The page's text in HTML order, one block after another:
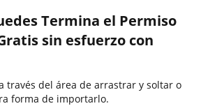
Termina el Permiso
sin esfuerzo con
través del área de arrastrar y soltar o
forma de importarlo.